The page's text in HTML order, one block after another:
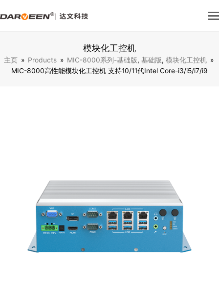
模块化工控机
主页 » Products » MIC-8000系列-基础版, 基础版, 模块化工控机 »
MIC-8000高性能模块化工控机 支持10/11代Intel Core-i3/i5/i7/i9